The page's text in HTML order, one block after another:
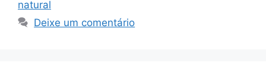
natural
Deixe um comentário